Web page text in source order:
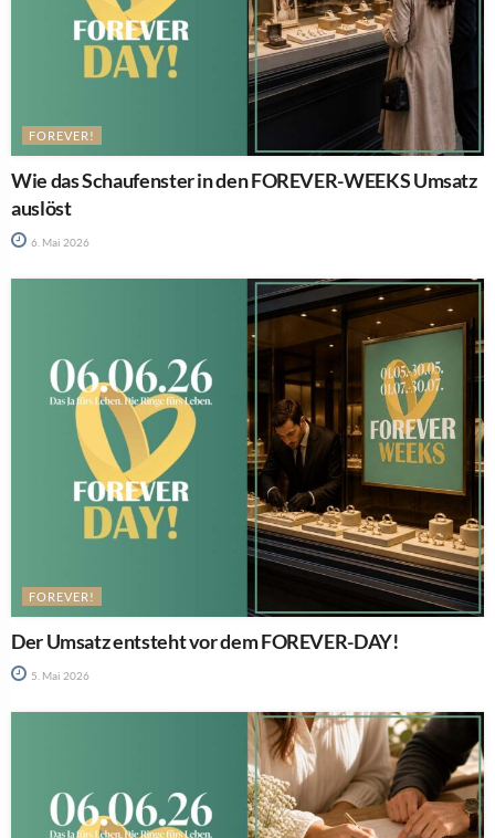
FOREVER!
Wie das Schaufenster in den FOREVER-WEEKS Umsatz
auslöst
6. Mai 2026
FOREVER!
Der Umsatz entsteht vor dem FOREVER-DAY!
5. Mai 2026